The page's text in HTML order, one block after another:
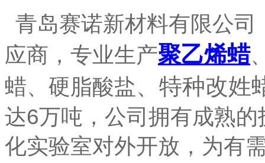
青岛赛诺新材料有限公
应商，专业生产聚乙烯蜡
蜡、硬脂酸盐、特种改姓
达6万吨，公司拥有成熟
化实验室对外开放，为有